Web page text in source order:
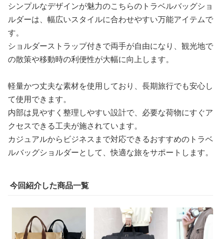
シンプルなデザインが魅力のこちらのトラベルバッグショ
ルダーは、幅広いスタイルに合わせやすい万能アイテムで
す。
ショルダーストラップ付きで両手が自由になり、観光地で
の散策や移動時の利便性が大幅に向上します。
軽量かつ丈夫な素材を使用しており、長期旅行でも安心し
て使用できます。
内部は見やすく整理しやすい設計で、必要な荷物にすぐア
クセスできる工夫が施されています。
カジュアルからビジネスまで対応できるおすすめのトラベ
ルバッグショルダーとして、快適な旅をサポートします。
今回紹介した商品一覧